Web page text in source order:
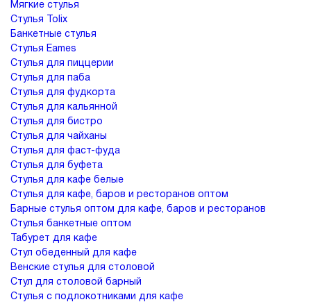
Мягкие стулья
Стулья Tolix
Банкетные стулья
Стулья Eames
Стулья для пиццерии
Стулья для паба
Стулья для фудкорта
Стулья для кальянной
Стулья для бистро
Стулья для чайханы
Стулья для фаст-фуда
Стулья для буфета
Стулья для кафе белые
Стулья для кафе, баров и ресторанов оптом
Барные стулья оптом для кафе, баров и ресторанов
Стулья банкетные оптом
Табурет для кафе
Стул обеденный для кафе
Венские стулья для столовой
Стул для столовой барный
Стулья с подлокотниками для кафе